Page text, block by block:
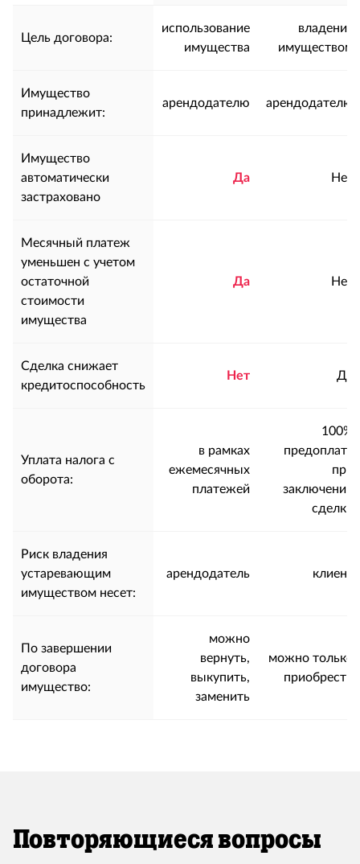
Цель договора:
использование
имущества
владение
имуществом
Имущество
принадлежит:
арендодателю арендодателю
Имущество
автоматически
застраховано
Да Нет
Месячный платеж
уменьшен с учетом
остаточной
стоимости
имущества
Да Нет
Сделка снижает
кредитоспособность
Нет Да
Уплата налога с
оборота:
в рамках
ежемесячных
платежей
100%
предоплата
при
заключении
сделки
Риск владения
устаревающим
имуществом несет:
арендодатель клиент
По завершении
договора
имущество:
можно
вернуть,
выкупить,
заменить
можно только
приобрести
Повторяющиеся вопросы